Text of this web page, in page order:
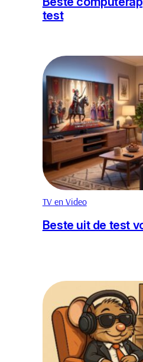
test
TV en Video
Beste uit de test